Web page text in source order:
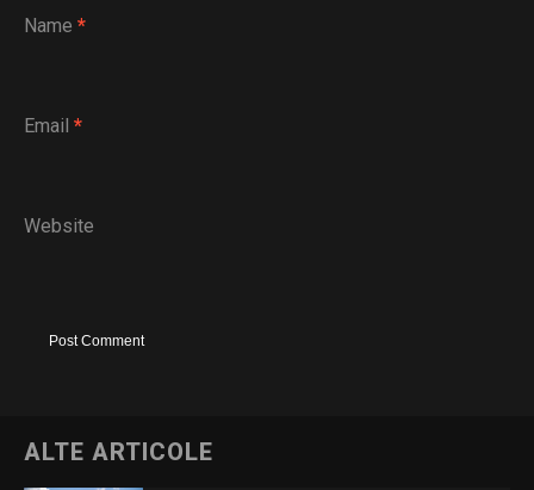
Name *
Email *
Website
ALTE ARTICOLE